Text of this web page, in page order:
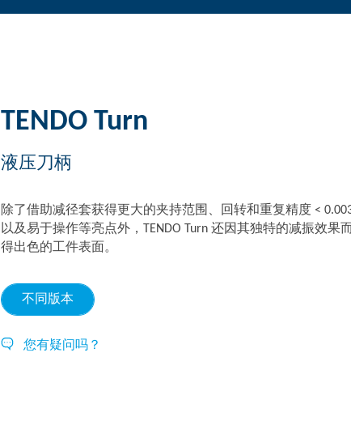
TENDO Turn
液压刀柄
除了借助减径套获得更大的夹持范围、回转和重复精度 < 0.003
以及易于操作等亮点外，TENDO Turn 还因其独特的减振效果
得出色的工件表面。
不同版本
您有疑问吗？